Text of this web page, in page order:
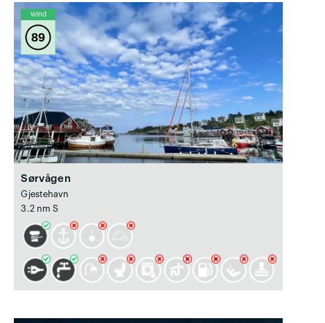
Wind
89
Sørvågen
Gjestehavn
3.2 nm S